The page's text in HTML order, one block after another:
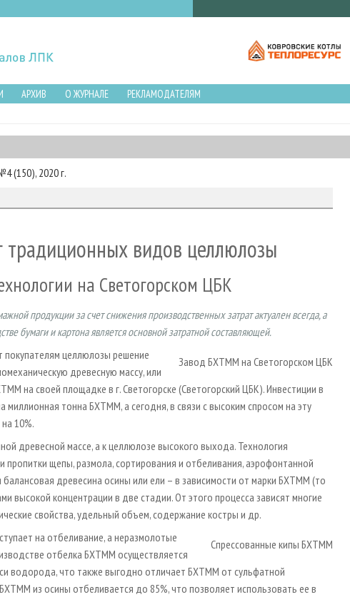
АРХИВ О ЖУРНАЛЕ
РЕКЛАМОДАТЕЛЯМ
(150), 2020 г.
видов целлюлозы
на Светогорском ЦБК
продукции за счет снижения производственных затрат актуален всегда, а
бумаги и картона является основной затратной составляющей.
Завод БХТММ на Светогорском ЦБК
целлюлозы решение
древесную массу, или
на своей площадке в г. Светогорске (Светогорский ЦБК). Инвестиции в
тонна БХТММ, а сегодня, в связи с высоким спросом на эту
10%.
древесной массе, а к целлюлозе высокого выхода. Технология
пропитки щепы, размола, сортирования и отбеливания, аэрофонтанной
древесина осины или ели – в зависимости от марки БХТММ (то
высокой концентрации в две стадии. От этого процесса зависят многие
свойства, удельный объем, содержание костры и др.
Спрессованные кипы БХТММ
на отбеливание, а неразмолотые
отбелка БХТММ осуществляется
водорода, что также выгодно отличает БХТММ от сульфатной
из осины отбеливается до 85%, что позволяет использовать ее в